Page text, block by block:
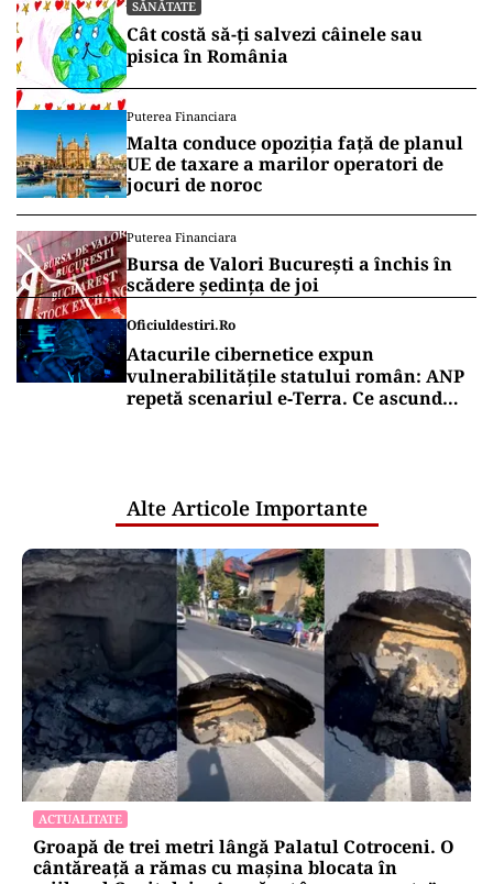
SĂNĂTATE
Cât costă să-ți salvezi câinele sau
pisica în România
Puterea Financiara
Malta conduce opoziția față de planul
UE de taxare a marilor operatori de
jocuri de noroc
Puterea Financiara
Bursa de Valori București a închis în
scădere ședința de joi
Oficiuldestiri.ro
Atacurile cibernetice expun
vulnerabilitățile statului român: ANP
repetă scenariul e‑Terra. Ce ascund
Alte Articole Importante
ACTUALITATE
Groapă de trei metri lângă Palatul Cotroceni. O
cântăreață a rămas cu mașina blocata în